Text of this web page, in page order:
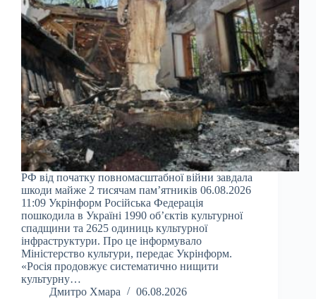
РФ від початку повномасштабної війни завдала
шкоди майже 2 тисячам пам’ятників 06.08.2026
11:09 Укрінформ Російська Федерація
пошкодила в Україні 1990 об’єктів культурної
спадщини та 2625 одиниць культурної
інфраструктури. Про це інформувало
Міністерство культури, передає Укрінформ.
«Росія продовжує систематично нищити
культурну…
Дмитро Хмара
06.08.2026